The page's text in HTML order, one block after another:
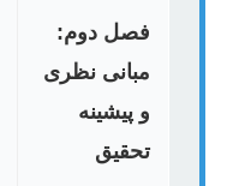
فصل دوم:
مبانی نظری
و پیشینه
تحقیق